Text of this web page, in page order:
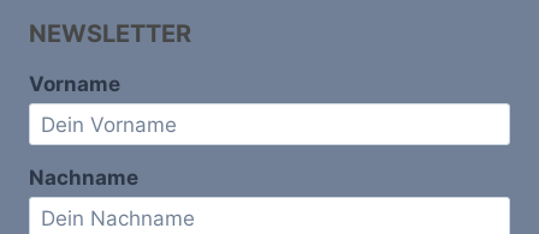
NEWSLETTER
Vorname
Nachname